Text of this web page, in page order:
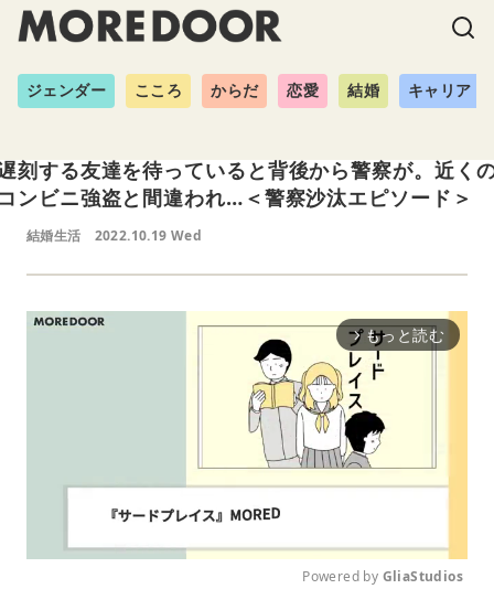
ジェンダー こころ からだ 恋愛 結婚 キャリア
刻する友達を待っていると背後から警察が。近く
ンビニ強盗と間違われ…＜警察沙汰エピソード＞
結婚生活 2022.10.19 Wed
arrow_forward_ios もっと読む
Powered by GliaStudios